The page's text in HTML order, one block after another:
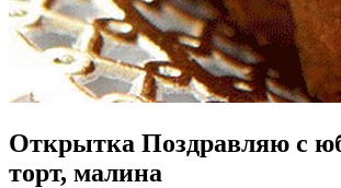
Открытка Поздравляю с
торт, малина